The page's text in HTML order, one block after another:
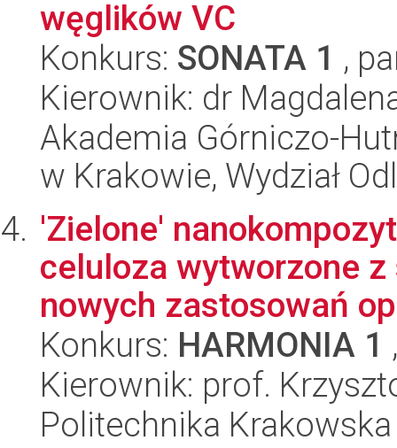
węglików VC
Konkurs: SONATA 1 ,
Kierownik: dr
Akademia Górniczo-
w Krakowie, Wydział
'Zielone'
celuloza wytworzone
nowych zastosowań
Konkurs: HARMONIA 1
Kierownik: prof.
Politechnika